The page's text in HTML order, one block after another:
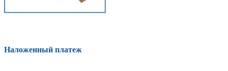
Наложенный платеж